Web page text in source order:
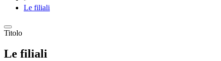
Le filiali
Titolo
Le filiali